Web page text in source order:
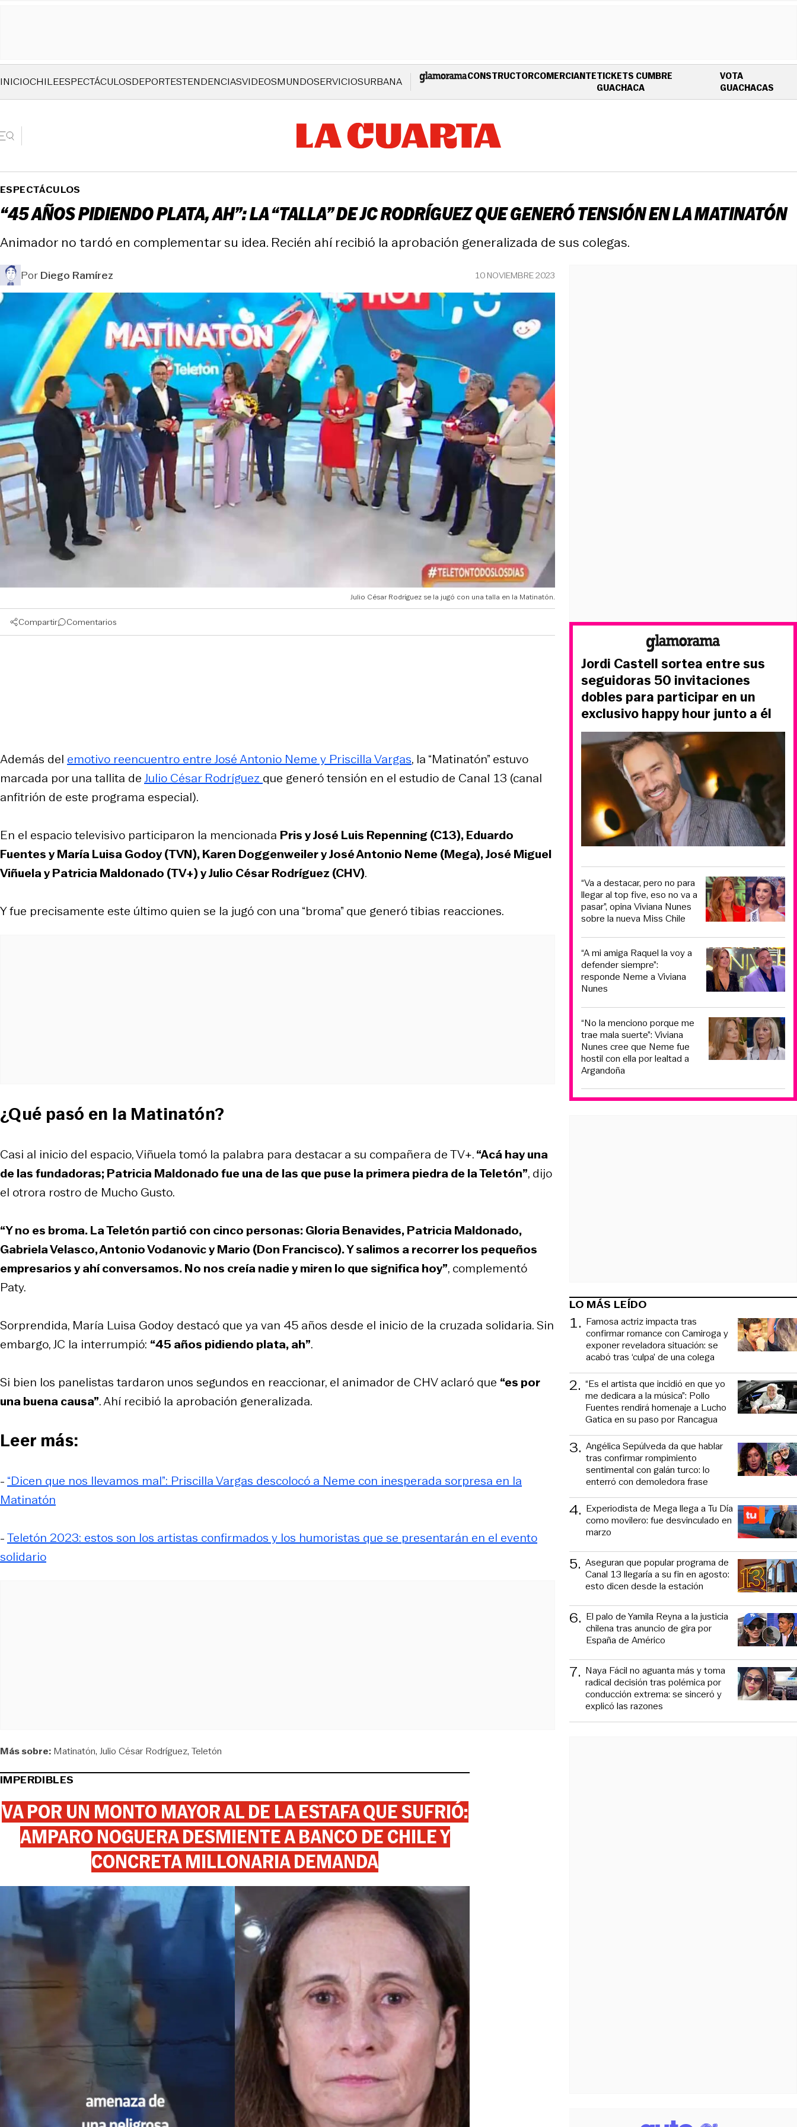
INICIOCHILEESPECTÁCULOSDEPORTESTENDENCIASVIDEOSMUNDOSERVICIOSURBANA CONSTRUCTORCOMERCIANTETICKETS CUMBRE
GUACHACAOPENS IN NEW WINDOW
VOTA
GUACHACAS
ESPECTÁCULOS
“45 AÑOS PIDIENDO PLATA, AH”: LA “TALLA” DE JC RODRÍGUEZ QUE GENERÓ TENSIÓN EN LA MATINATÓN
Animador no tardó en complementar su idea. Recién ahí recibió la aprobación generalizada de sus colegas.
PorDiego Ramírez 10 NOVIEMBRE 2023
Julio César Rodríguez se la jugó con una talla en la Matinatón.
Compartir Comentarios
Además del emotivo reencuentro entre José Antonio Neme y Priscilla Vargas, la “Matinatón” estuvo
marcada por una tallita de Julio César Rodríguez que generó tensión en el estudio de Canal 13 (canal
anfitrión de este programa especial).
En el espacio televisivo participaron la mencionada Pris y José Luis Repenning (C13), Eduardo
Fuentes y María Luisa Godoy (TVN), Karen Doggenweiler y José Antonio Neme (Mega), José Miguel
Viñuela y Patricia Maldonado (TV+) y Julio César Rodríguez (CHV).
Y fue precisamente este último quien se la jugó con una “broma” que generó tibias reacciones.
¿Qué pasó en la Matinatón?
Casi al inicio del espacio, Viñuela tomó la palabra para destacar a su compañera de TV+.“Acá hay una
de las fundadoras; Patricia Maldonado fue una de las que puse la primera piedra de la Teletón”, dijo
el otrora rostro de Mucho Gusto.
“Y no es broma. La Teletón partió con cinco personas: Gloria Benavides, Patricia Maldonado,
Gabriela Velasco, Antonio Vodanovic y Mario (Don Francisco). Y salimos a recorrer los pequeños
empresarios y ahí conversamos. No nos creía nadie y miren lo que significa hoy”, complementó
Paty.
Sorprendida, María Luisa Godoy destacó que ya van 45 años desde el inicio de la cruzada solidaria. Sin
embargo, JC la interrumpió: “45 años pidiendo plata, ah”.
Si bien los panelistas tardaron unos segundos en reaccionar, el animador de CHV aclaró que “es por
una buena causa”. Ahí recibió la aprobación generalizada.
Leer más:
- “Dicen que nos llevamos mal”: Priscilla Vargas descolocó a Neme con inesperada sorpresa en la
Matinatón
-Teletón 2023: estos son los artistas confirmados y los humoristas que se presentarán en el evento
solidario
Más sobre: Matinatón Julio César Rodríguez Teletón
IMPERDIBLES
VA POR UN MONTO MAYOR AL DE LA ESTAFA QUE SUFRIÓ:
AMPARO NOGUERA DESMIENTE A BANCO DE CHILE Y
CONCRETA MILLONARIA DEMANDA
Jordi Castell sortea entre sus
seguidoras 50 invitaciones
dobles para participar en un
exclusivo happy hour junto a él
“Va a destacar, pero no para
llegar al top five, eso no va a
pasar”, opina Viviana Nunes
sobre la nueva Miss Chile
“A mi amiga Raquel la voy a
defender siempre”:
responde Neme a Viviana
Nunes
“No la menciono porque me
trae mala suerte”: Viviana
Nunes cree que Neme fue
hostil con ella por lealtad a
Argandoña
LO MÁS LEÍDO
1. Famosa actriz impacta tras
confirmar romance con Camiroga y
exponer reveladora situación: se
acabó tras ‘culpa’ de una colega
2. “Es el artista que incidió en que yo
me dedicara a la música”: Pollo
Fuentes rendirá homenaje a Lucho
Gatica en su paso por Rancagua
3. Angélica Sepúlveda da que hablar
tras confirmar rompimiento
sentimental con galán turco: lo
enterró con demoledora frase
4. Experiodista de Mega llega a Tu Día
como movilero: fue desvinculado en
marzo
5. Aseguran que popular programa de
Canal 13 llegaría a su fin en agosto:
esto dicen desde la estación
6. El palo de Yamila Reyna a la justicia
chilena tras anuncio de gira por
España de Américo
7. Naya Fácil no aguanta más y toma
radical decisión tras polémica por
conducción extrema: se sinceró y
explicó las razones